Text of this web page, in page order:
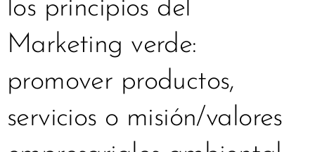
los principios del
Marketing verde:
promover productos,
servicios o misión/valores